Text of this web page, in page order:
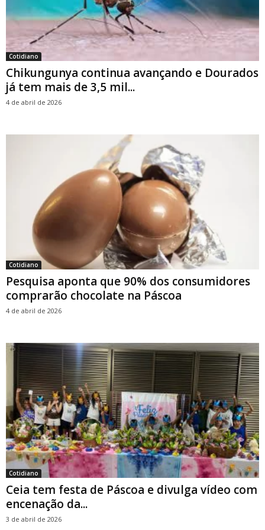
Cotidiano
Chikungunya continua avançando e Dourados
já tem mais de 3,5 mil...
4 de abril de 2026
Cotidiano
Pesquisa aponta que 90% dos consumidores
comprarão chocolate na Páscoa
4 de abril de 2026
Cotidiano
Ceia tem festa de Páscoa e divulga vídeo com
encenação da...
3 de abril de 2026